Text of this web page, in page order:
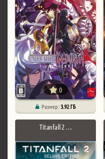
0
Размер:3.92 ГБ
Titanfall 2 …